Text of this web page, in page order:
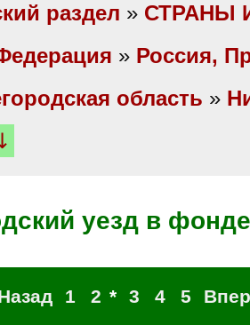
раздел » СТРАНЫ
» Россия,
область »
уезд в
1 2 * 3 4 5